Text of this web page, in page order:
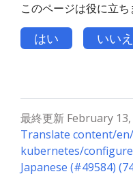
このページは役に立ち
はい いいえ
最終更新 February
Translate content/
kubernetes/
Japanese (#49584)